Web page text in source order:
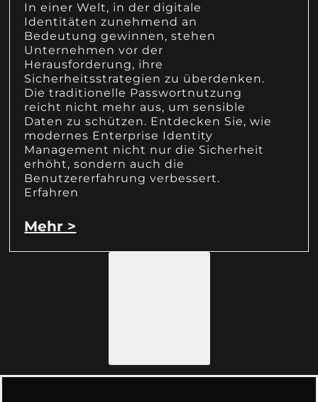
In einer Welt, in der digitale
Identitäten zunehmend an
Bedeutung gewinnen, stehen
Unternehmen vor der
Herausforderung, ihre
Sicherheitsstrategien zu überdenken.
Die traditionelle Passwortnutzung
reicht nicht mehr aus, um sensible
Daten zu schützen. Entdecken Sie, wie
modernes Enterprise Identity
Management nicht nur die Sicherheit
erhöht, sondern auch die
Benutzererfahrung verbessert.
Erfahren
Mehr >